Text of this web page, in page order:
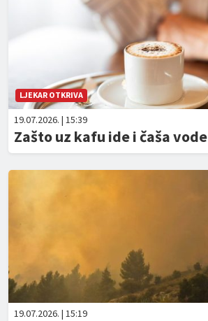
LJEKAR OTKRIVA
19.07.2026. | 15:39
Zašto uz kafu ide i čaša vode
19.07.2026. | 15:19